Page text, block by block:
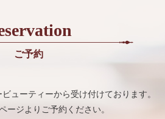
ご予約
ューティーから受け付けております。
ージよりご予約ください。